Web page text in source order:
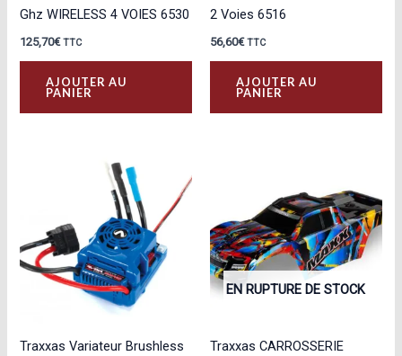
Ghz WIRELESS 4 VOIES 6530
125,70€ TTC
AJOUTER AU
PANIER
2 Voies 6516
56,60€ TTC
AJOUTER AU
PANIER
Traxxas Variateur Brushless
EN RUPTURE DE STOCK
Traxxas CARROSSERIE